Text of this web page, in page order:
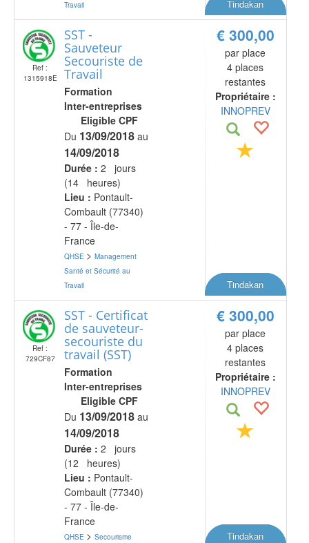
Travail
Tindakan
Ref :
1315918E
SST -
Sauveteur
Secouriste de
Travail
Formation
Inter-entreprises
Eligible CPF
Du 13/09/2018 au
14/09/2018
Durée : 2 jours
(14 heures)
Lieu : Pontault-
Combault (77340)
- 77 - Île-de-
France
QHSE > Management
Santé et Sécurité au
Travail
€ 300,00
par place
4 places
restantes
Propriétaire :
INNOPREV
Tindakan
Ref :
729CF87
SST - Certificat
de sauveteur-
secouriste du
travail (SST)
Formation
Inter-entreprises
Eligible CPF
Du 13/09/2018 au
14/09/2018
Durée : 2 jours
(12 heures)
Lieu : Pontault-
Combault (77340)
- 77 - Île-de-
France
QHSE > Secourisme
€ 300,00
par place
4 places
restantes
Propriétaire :
INNOPREV
Tindakan